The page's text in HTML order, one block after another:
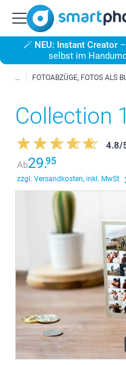
🪄 NEU: Instant Creator
selbst im
FOTOABZÜGE, FOTOS ALS
Collection
4.8/
Ab29.95
zzgl. Versandkosten, inkl. MwSt